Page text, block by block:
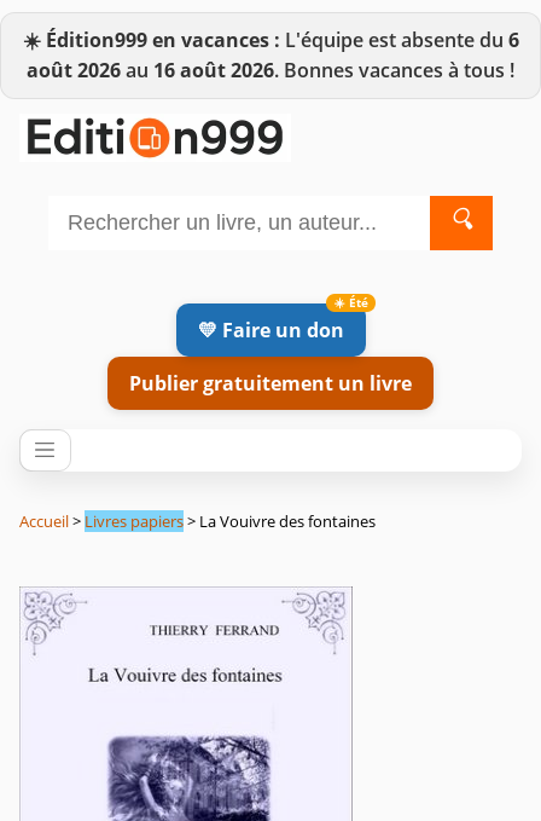
☀️ Édition999 en vacances : L'équipe est absente du 6
août 2026au 16 août 2026. Bonnes vacances à tous !
🔍
💛 Faire un don
Publier gratuitement un livre
Accueil> Livres papiers> La Vouivre des fontaines